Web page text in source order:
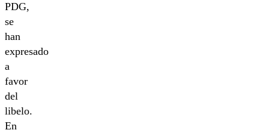
PDG,
se
han
expresado
a
favor
del
libelo.
En